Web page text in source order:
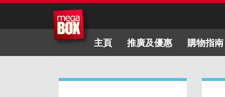
主頁 推廣及優惠 購物指南